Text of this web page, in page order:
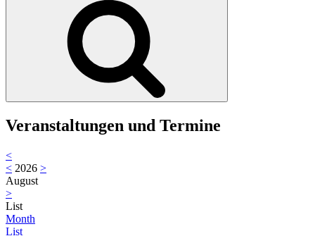
Veranstaltungen und Termine
<
< 2026 >
August
>
List
Month
List